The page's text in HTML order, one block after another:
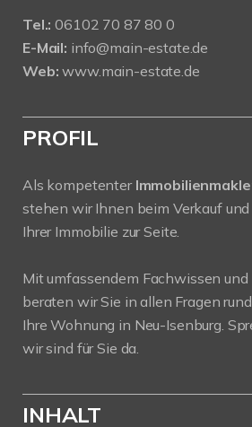
Tel.: 06102 70 87 80 0
E-Mail: info@main-estate.de
Web: www.main-estate.de
PROFIL
Als kompetenter
stehen wir Ihnen beim Verkauf
Ihrer Immobilie zur Seite.
Mit umfassendem Fachwissen
beraten wir Sie in allen Fragen
Ihre Wohnung in Neu-Isenburg.
wir sind für Sie da.
INHALT